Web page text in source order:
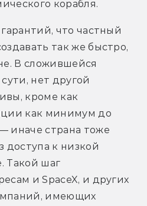
корабля.
что частный
так же быстро,
В сложившейся
нет другой
кроме как
как минимум до
иначе страна тоже
доступа к низкой
Такой шаг
и SpaceX, и других
имеющих